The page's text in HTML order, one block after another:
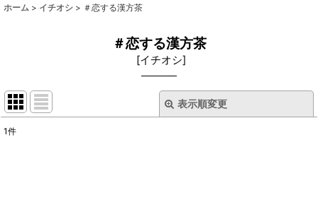
ホーム > イチオシ > ＃恋する漢方茶
＃恋する漢方茶
[イチオシ]
表示順変更
1件